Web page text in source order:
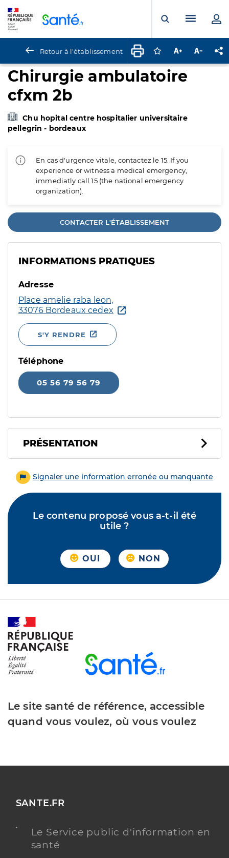
Ouvrir laMenu
Retour à l'établissement Connectez-vous
Augmenter la
Chirurgie ambulatoire
cfxm 2b
Chu hopital centre hospitalier universitaire
pellegrin - bordeaux
En cas d'urgence vitale, contactez le 15. If you
experience or witness a medical emergency,
immediatly call 15 (the national emergency
organization).
CONTACTER L'ÉTABLISSEMENT
INFORMATIONS PRATIQUES
Adresse
Place amelie raba leon,
33076 Bordeaux cedex
S'Y RENDRE
Téléphone
05 56 79 56 79
PRÉSENTATION
Signaler une information erronée ou manquante
Le contenu proposé vous a-t-il été
utile ?
OUI NON
Le site santé de référence, accessible
quand vous voulez, où vous voulez
SANTE.FR
Le Service public d'information en
santé